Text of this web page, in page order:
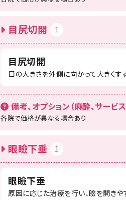
目尻切開 1
目尻切開
目の大きさを外側に向かって大きくす
備考、オプション（麻酔、サービス
各院で価格が異なる場合あり
眼瞼下垂 1
眼瞼下垂
原因に応じた治療を行い、瞼を開きや